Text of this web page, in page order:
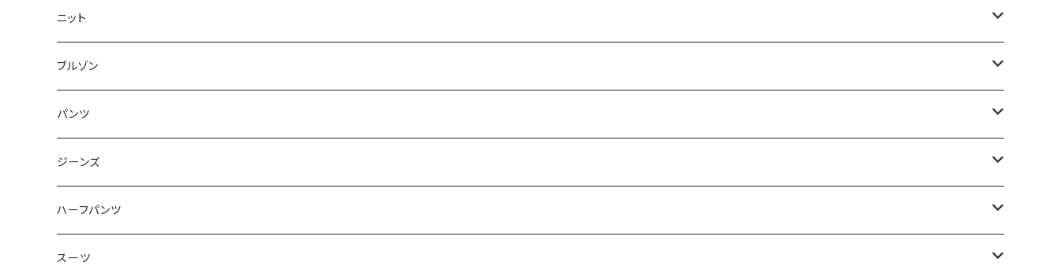
50/XL～
48/L
50/XL～
46/M
48/L
50/XL～
～44/S
46/M
48/L
50/XL～
ニット
～44/S
46/M
48/L
50/XL～
ブルゾン
～44/S
46/M
48/L
50/XL～
パンツ
～44/S
46/M
48/L
ジーンズ
～44/S
46/M
ハーフパンツ
～44/S
スーツ